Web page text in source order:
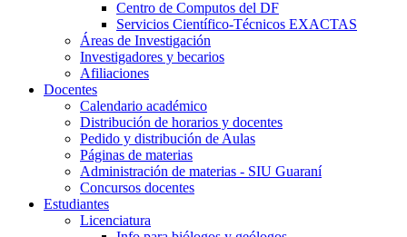
Centro de Computos del DF
Servicios Científico-Técnicos EXACTAS
Áreas de Investigación
Investigadores y becarios
Afiliaciones
Docentes
Calendario académico
Distribución de horarios y docentes
Pedido y distribución de Aulas
Páginas de materias
Administración de materias - SIU Guaraní
Concursos docentes
Estudiantes
Licenciatura